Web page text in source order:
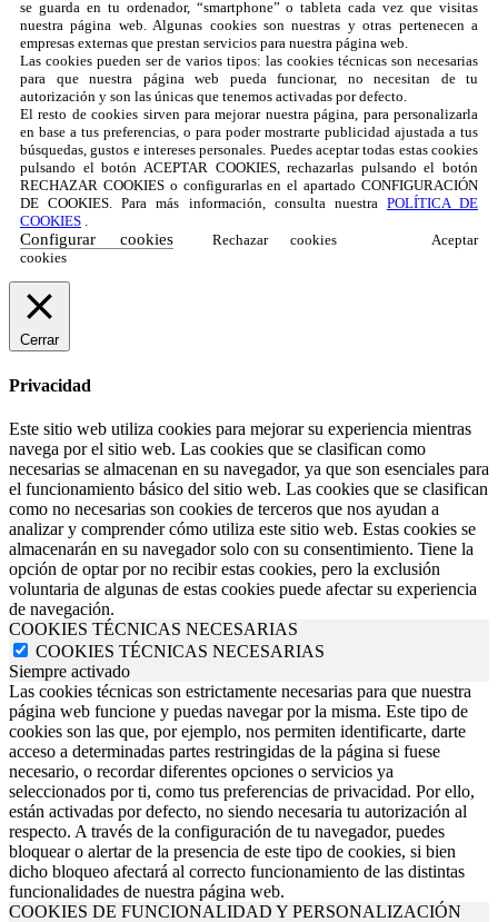
se guarda en tu ordenador, “smartphone” o tableta cada vez que visitas
nuestra página web. Algunas cookies son nuestras y otras pertenecen a
empresas externas que prestan servicios para nuestra página web.
Las cookies pueden ser de varios tipos: las cookies técnicas son necesarias
para que nuestra página web pueda funcionar, no necesitan de tu
autorización y son las únicas que tenemos activadas por defecto.
El resto de cookies sirven para mejorar nuestra página, para personalizarla
en base a tus preferencias, o para poder mostrarte publicidad ajustada a tus
búsquedas, gustos e intereses personales. Puedes aceptar todas estas cookies
pulsando el botón ACEPTAR COOKIES, rechazarlas pulsando el botón
RECHAZAR COOKIES o configurarlas en el apartado CONFIGURACIÓN
DE COOKIES. Para más información, consulta nuestra POLÍTICA DE
COOKIES .
Configurar cookies Rechazar cookies
Aceptar
cookies
Cerrar
Privacidad
Este sitio web utiliza cookies para mejorar su experiencia mientras
navega por el sitio web. Las cookies que se clasifican como
necesarias se almacenan en su navegador, ya que son esenciales para
el funcionamiento básico del sitio web. Las cookies que se clasifican
como no necesarias son cookies de terceros que nos ayudan a
analizar y comprender cómo utiliza este sitio web. Estas cookies se
almacenarán en su navegador solo con su consentimiento. Tiene la
opción de optar por no recibir estas cookies, pero la exclusión
voluntaria de algunas de estas cookies puede afectar su experiencia
de navegación.
COOKIES TÉCNICAS NECESARIAS
COOKIES TÉCNICAS NECESARIAS
Siempre activado
Las cookies técnicas son estrictamente necesarias para que nuestra
página web funcione y puedas navegar por la misma. Este tipo de
cookies son las que, por ejemplo, nos permiten identificarte, darte
acceso a determinadas partes restringidas de la página si fuese
necesario, o recordar diferentes opciones o servicios ya
seleccionados por ti, como tus preferencias de privacidad. Por ello,
están activadas por defecto, no siendo necesaria tu autorización al
respecto. A través de la configuración de tu navegador, puedes
bloquear o alertar de la presencia de este tipo de cookies, si bien
dicho bloqueo afectará al correcto funcionamiento de las distintas
funcionalidades de nuestra página web.
COOKIES DE FUNCIONALIDAD Y PERSONALIZACIÓN